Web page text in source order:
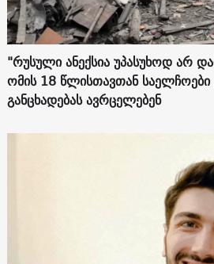
"რუსული ანექსია უპასუხოდ არ
ომის 18 წლისთავთან
განცხადებას ავრცელებენ